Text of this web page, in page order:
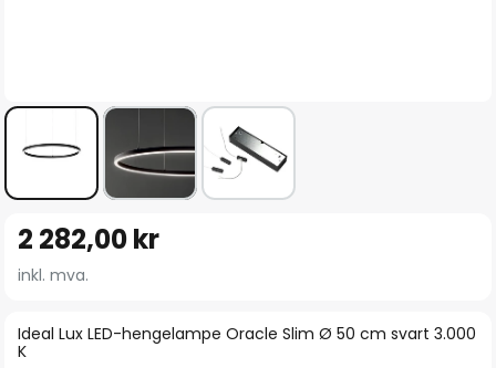
begynnelsen
bildegalleri
Ideal Lux LED-hengelampe Oracle Slim Ø 50 cm svart 3.000
K
2 282,00 kr
inkl. mva.